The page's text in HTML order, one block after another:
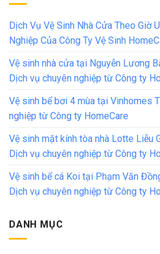
Dịch Vụ Vệ Sinh Nhà Cửa Theo Giờ
Nghiệp Của Công Ty Vệ Sinh
Vệ sinh nhà cửa tại Nguyễn Lương
Dịch vụ chuyên nghiệp từ Công ty
Vệ sinh bể bơi 4 mùa tại Vinhomes
nghiệp từ Công ty HomeCare
Vệ sinh mặt kính tòa nhà Lotte Liễu
Dịch vụ chuyên nghiệp từ Công ty
Vệ sinh bể cá Koi tại Phạm Văn
Dịch vụ chuyên nghiệp từ Công ty
DANH MỤC